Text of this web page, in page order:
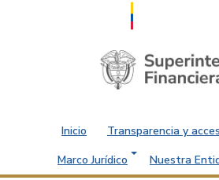
Saltar al contenido principal
Inicio Transparencia y
Marco Jurídico
Nuestra